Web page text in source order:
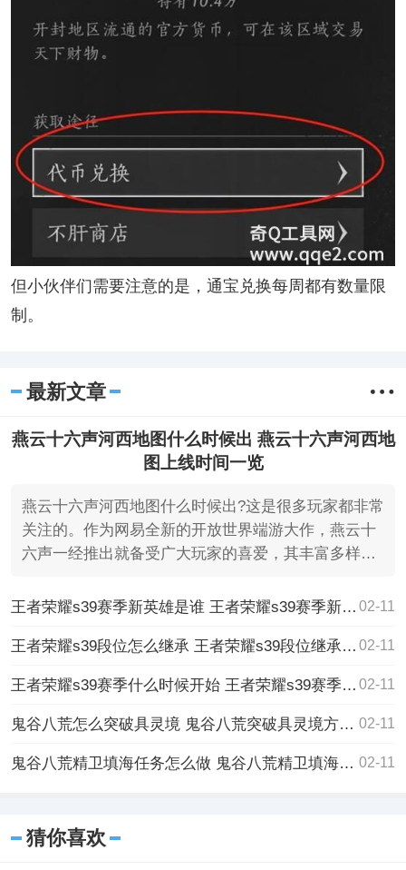
但小伙伴们需要注意的是，通宝兑换每周都有数量限
制。
最新文章
燕云十六声河西地图什么时候出 燕云十六声河西地
图上线时间一览
燕云十六声河西地图什么时候出?这是很多玩家都非常
关注的。作为网易全新的开放世界端游大作，燕云十
六声一经推出就备受广大玩家的喜爱，其丰富多样的
王者荣耀s39赛季新英雄是谁 王者荣耀s39赛季新英雄介绍 02-11
王者荣耀s39段位怎么继承 王者荣耀s39段位继承表一览 02-11
王者荣耀s39赛季什么时候开始 王者荣耀s39赛季更新时间介绍 02-11
鬼谷八荒怎么突破具灵境 鬼谷八荒突破具灵境方法一览 02-11
鬼谷八荒精卫填海任务怎么做 鬼谷八荒精卫填海任务攻略 02-11
猜你喜欢